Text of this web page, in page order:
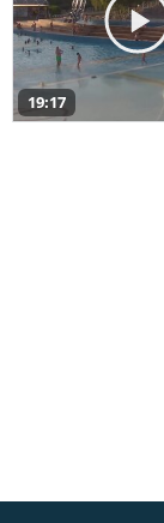
19:17